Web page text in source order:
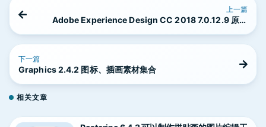
上一篇
Adobe Experience Design CC 2018 7.0.12.9 原型
下一篇
Graphics 2.4.2 图标、插画素材集合
相关文章